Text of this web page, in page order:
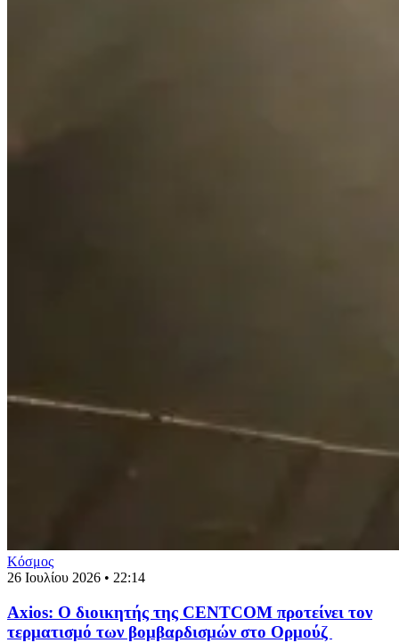
Κόσμος
26 Ιουλίου 2026 • 22:14
Axios: Ο διοικητής της CENTCOM προτείνει τον
τερματισμό των βομβαρδισμών στο Ορμούζ